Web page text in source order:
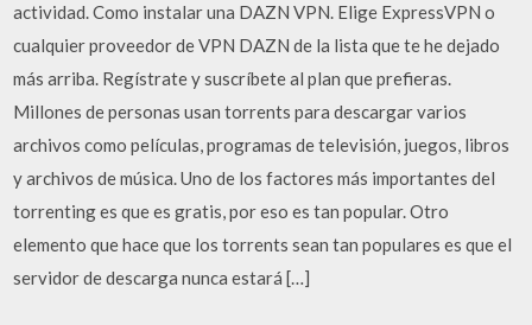
actividad. Como instalar una DAZN VPN. Elige ExpressVPN o
cualquier proveedor de VPN DAZN de la lista que te he dejado
más arriba. Regístrate y suscríbete al plan que prefieras.
Millones de personas usan torrents para descargar varios
archivos como películas, programas de televisión, juegos, libros
y archivos de música. Uno de los factores más importantes del
torrenting es que es gratis, por eso es tan popular. Otro
elemento que hace que los torrents sean tan populares es que el
servidor de descarga nunca estará […]